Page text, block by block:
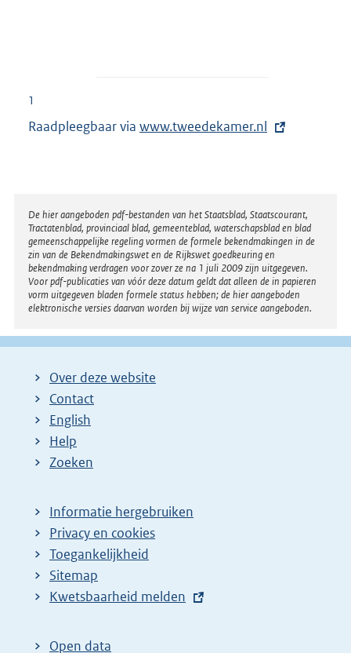
1
Raadpleegbaar via E
r
n
e
l
i
n
k
www.tweedekamer.nl
Disclaimer
De hier aangeboden pdf-bestanden van het Staatsblad, Staatscourant,
Tractatenblad, provinciaal blad, gemeenteblad, waterschapsblad en blad
gemeenschappelijke regeling vormen de formele bekendmakingen in de
zin van de Bekendmakingswet en de Rijkswet goedkeuring en
bekendmaking verdragen voor zover ze na 1 juli 2009 zijn uitgegeven.
Voor pdf-publicaties van vóór deze datum geldt dat alleen de in papieren
vorm uitgegeven bladen formele status hebben; de hier aangeboden
elektronische versies daarvan worden bij wijze van service aangeboden.
Over deze website
Contact
English
Help
Zoeken
Informatie hergebruiken
Privacy en cookies
Toegankelijkheid
Sitemap
E
t
Kwetsbaarheid melden
Open data